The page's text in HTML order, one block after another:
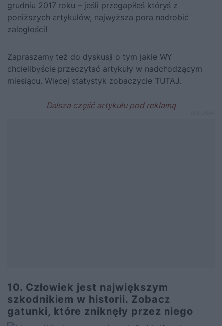
grudniu 2017 roku – jeśli przegapiłeś któryś z
poniższych artykułów, najwyższa pora nadrobić
zaległości!
Zapraszamy też do dyskusji o tym jakie WY
chcielibyście przeczytać artykuły w nadchodzącym
miesiącu. Więcej statystyk zobaczycie TUTAJ.
10. Człowiek jest największym
szkodnikiem w historii. Zobacz
gatunki, które zniknęły przez niego